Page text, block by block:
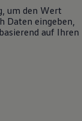
um den Wert
Daten eingeben,
auf Ihren